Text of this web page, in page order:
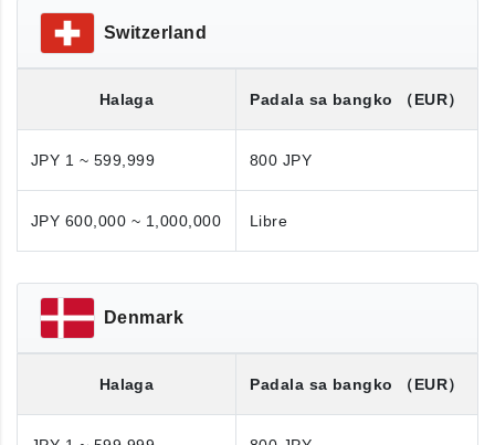
Switzerland
Halaga Padala sa bangko （EUR）
JPY 1 ~ 599,999 800 JPY
JPY 600,000 ~ 1,000,000 Libre
Denmark
Halaga Padala sa bangko （EUR）